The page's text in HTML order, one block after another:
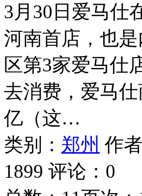
3月30日爱马仕
河南首店，也
区第3家爱马仕
去消费，爱马
亿（这…
类别： 郑州 作者
1899 评论： 0